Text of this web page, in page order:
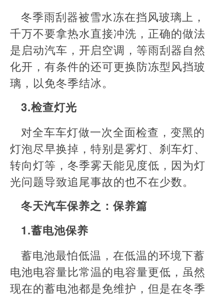
冬季雨刮器被雪水冻在挡风玻璃上，
千万不要拿热水直接冲洗，正确的做法
是启动汽车，开启空调，等雨刮器自然
化开，有条件的还可更换防冻型风挡玻
璃，以免冬季结冰。
3.检查灯光
对全车车灯做一次全面检查，变黑的
灯泡尽早换掉，特别是雾灯、刹车灯、
转向灯等，冬季雾天能见度低，因为灯
光问题导致追尾事故的也不在少数。
冬天汽车保养之：保养篇
1.蓄电池保养
蓄电池最怕低温，在低温的环境下蓄
电池电容量比常温的电容量更低，虽然
现在的蓄电池都是免维护，但是在冬季